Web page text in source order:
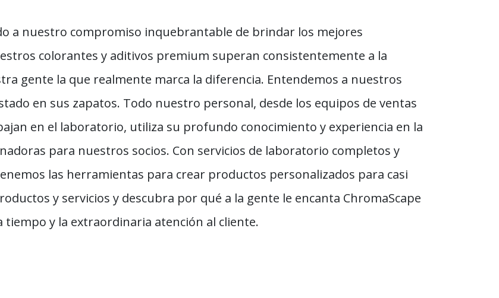
a nuestro compromiso inquebrantable de brindar los mejores
colorantes y aditivos premium superan consistentemente a la
gente la que realmente marca la diferencia. Entendemos a nuestros
en sus zapatos. Todo nuestro personal, desde los equipos de ventas
en el laboratorio, utiliza su profundo conocimiento y experiencia en la
para nuestros socios. Con servicios de laboratorio completos y
las herramientas para crear productos personalizados para casi
y servicios y descubra por qué a la gente le encanta ChromaScape
y la extraordinaria atención al cliente.